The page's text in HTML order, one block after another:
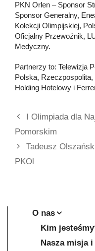
PKN Orlen – Sponsor
Sponsor Generalny,
Kolekcji Olimpijskiej,
Oficjalny Przewoźnik,
Medyczny.
Partnerzy to: Telewizja
Polska,
Holding Hotelowy i
I Olimpiada dla
Pomorskim
Tadeusz
PKOl
O nas
Kim
Nasza misja